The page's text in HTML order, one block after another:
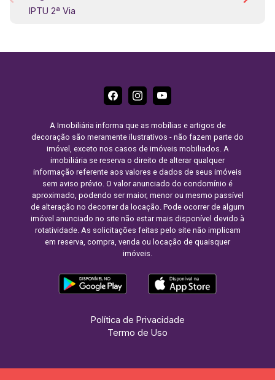
IPTU 2ª Via
A Imobiliária informa que as mobílias e artigos de
decoração são meramente ilustrativos - não fazem parte do
imóvel, exceto nos casos de imóveis mobiliados. A
imobiliária se reserva o direito de alterar qualquer
informação referente aos valores e dados de seus imóveis
sem aviso prévio. O valor anunciado do condomínio é
aproximado, podendo ser maior, menor ou mesmo passível
de alteração no decorrer da locação. Pode ocorrer de algum
imóvel anunciado no site não estar mais disponível devido à
rotatividade. As solicitações feitas pelo site não implicam
em reserva, compra, venda ou locação de quaisquer
imóveis.
Política de Privacidade
Termo de Uso